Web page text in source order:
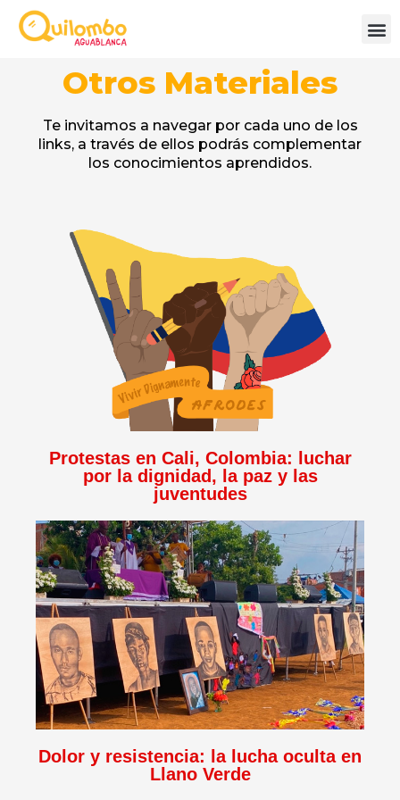
Otros Materiales
Te invitamos a navegar por cada uno de los
links, a través de ellos podrás complementar
los conocimientos aprendidos.
Protestas en Cali, Colombia: luchar
por la dignidad, la paz y las
juventudes
Dolor y resistencia: la lucha oculta en
Llano Verde